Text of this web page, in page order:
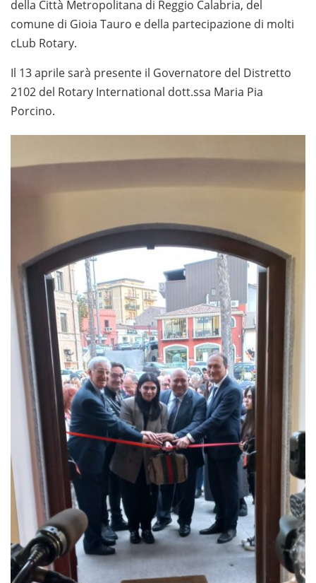
della Città Metropolitana di Reggio Calabria, del
comune di Gioia Tauro e della partecipazione di molti
cLub Rotary.
Il 13 aprile sarà presente il Governatore del Distretto
2102 del Rotary International dott.ssa Maria Pia
Porcino.